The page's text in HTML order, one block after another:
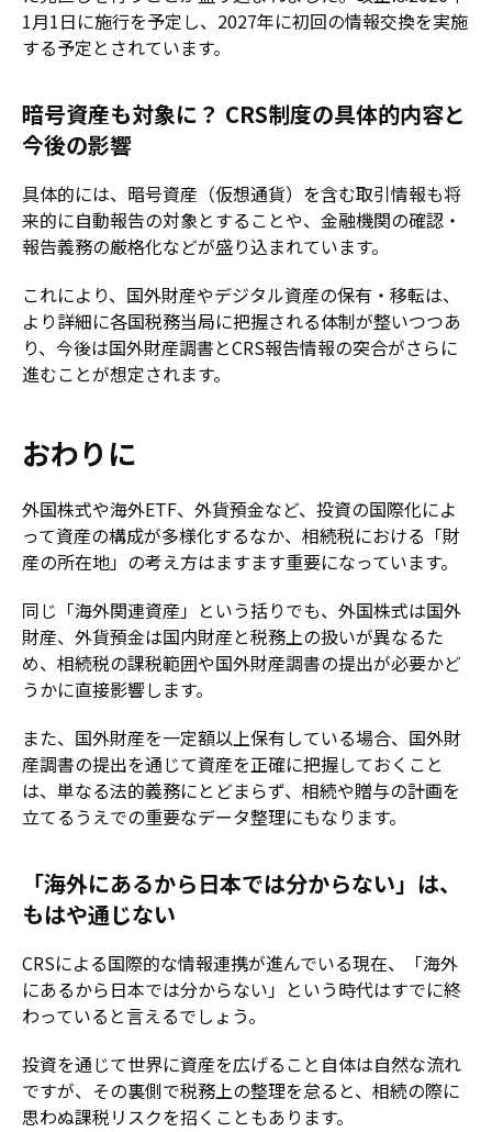
1月1日に施行を予定し、2027年に初回の情報交換を実施
する予定とされています。
暗号資産も対象に？ CRS制度の具体的内容と
今後の影響
具体的には、暗号資産（仮想通貨）を含む取引情報も将
来的に自動報告の対象とすることや、金融機関の確認・
報告義務の厳格化などが盛り込まれています。
これにより、国外財産やデジタル資産の保有・移転は、
より詳細に各国税務当局に把握される体制が整いつつあ
り、今後は国外財産調書とCRS報告情報の突合がさらに
進むことが想定されます。
おわりに
外国株式や海外ETF、外貨預金など、投資の国際化によ
って資産の構成が多様化するなか、相続税における「財
産の所在地」の考え方はますます重要になっています。
同じ「海外関連資産」という括りでも、外国株式は国外
財産、外貨預金は国内財産と税務上の扱いが異なるた
め、相続税の課税範囲や国外財産調書の提出が必要かど
うかに直接影響します。
また、国外財産を一定額以上保有している場合、国外財
産調書の提出を通じて資産を正確に把握しておくこと
は、単なる法的義務にとどまらず、相続や贈与の計画を
立てるうえでの重要なデータ整理にもなります。
「海外にあるから日本では分からない」は、
もはや通じない
CRSによる国際的な情報連携が進んでいる現在、「海外
にあるから日本では分からない」という時代はすでに終
わっていると言えるでしょう。
投資を通じて世界に資産を広げること自体は自然な流れ
ですが、その裏側で税務上の整理を怠ると、相続の際に
思わぬ課税リスクを招くこともあります。